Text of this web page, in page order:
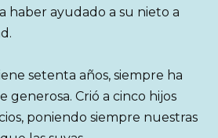
haber ayudado a su nieto a
setenta años, siempre ha
generosa. Crió a cinco hijos
poniendo siempre nuestras